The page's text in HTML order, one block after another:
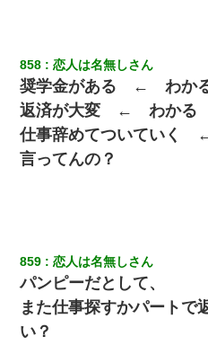
858 恋人は名無しさん
奨学金がある ← わか
返済が大変 ← わかる
仕事辞めてついていく
言ってんの？
859 恋人は名無しさん
パンピーだとして、
また仕事探すかパートで
い？